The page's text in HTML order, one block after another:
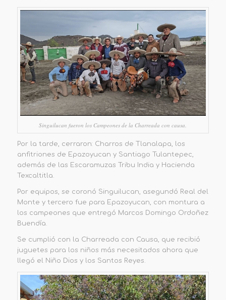
Singuilucan fueron los Campeones de la Charreada con causa.
Por la tarde, cerraron: Charros de Tlanalapa, los
anfitriones de Epazoyucan y Santiago Tulantepec,
además de las Escaramuzas Tribu India y Hacienda
Texcaltitla.
Por equipos, se coronó Singuilucan, asegundó Real del
Monte y tercero fue para Epazoyucan, con montura a
los campeones que entregó Marcos Domingo Ordoñez
Buendía.
Se cumplió con la Charreada con Causa, que recibió
juguetes para los niños más necesitados ahora que
llegó el Niño Dios y los Santos Reyes.